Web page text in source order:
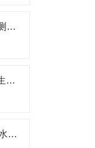
AKF-BT2020C卡尔费休水分测定仪技术参数
科普生NG-1903/1905氮气发生器仪器配套方案
梅特勒-托利多ET08卡尔费休水分仪技术参数